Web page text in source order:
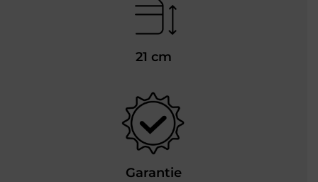
21 cm
Garantie